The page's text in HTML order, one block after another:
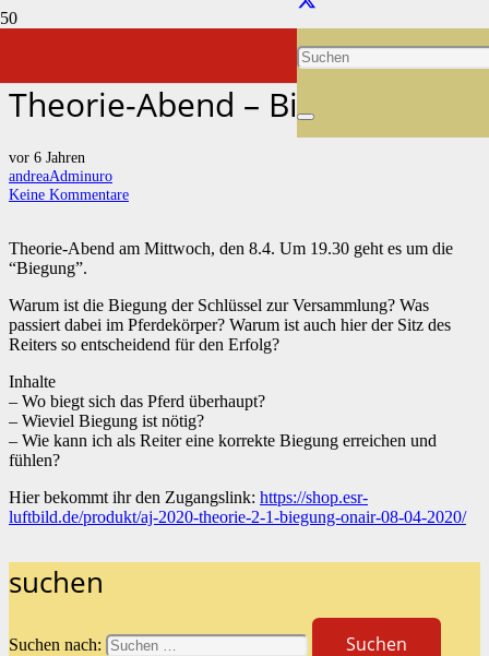
Andrea OnAir 08.04.2020 –
Theorie-Abend – Biegung
vor 6 Jahren
andreaAdminuro
Keine Kommentare
Theorie-Abend am Mittwoch, den 8.4. Um 19.30 geht es um die
“Biegung”.
Warum ist die Biegung der Schlüssel zur Versammlung? Was
passiert dabei im Pferdekörper? Warum ist auch hier der Sitz des
Reiters so entscheidend für den Erfolg?
Inhalte
– Wo biegt sich das Pferd überhaupt?
– Wieviel Biegung ist nötig?
– Wie kann ich als Reiter eine korrekte Biegung erreichen und
fühlen?
Hier bekommt ihr den Zugangslink: https://shop.esr-
luftbild.de/produkt/aj-2020-theorie-2-1-biegung-onair-08-04-2020/
suchen
Suchen nach: